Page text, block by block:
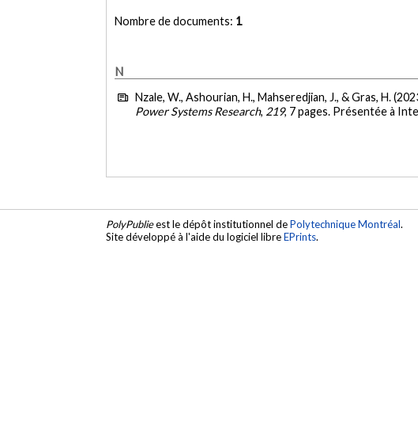
Nombre de documents: 1
N
Nzale, W., Ashourian, H., Mahseredjian, J., & Gras, H.
Power Systems Research, 219, 7 pages. Présentée à
PolyPublieest le dépôt institutionnel dePolytechnique Montréal.
Site développé à l'aide du logiciel libreEPrints.